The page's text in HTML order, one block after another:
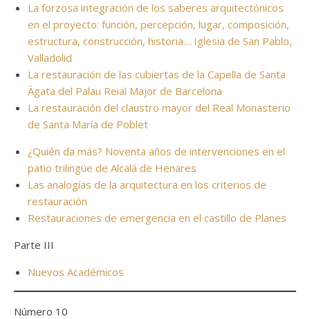
La forzosa integración de los saberes arquitectónicos
en el proyecto: función, percepción, lugar, composición,
estructura, construcción, historia… Iglesia de San Pablo,
Valladolid
La restauración de las cubiertas de la Capella de Santa
Àgata del Palau Reial Major de Barcelona
La restauración del claustro mayor del Real Monasterio
de Santa María de Poblet
¿Quién da más? Noventa años de intervenciones en el
patio trilingüe de Alcalá de Henares
Las analogías de la arquitectura en los criterios de
restauración
Restauraciones de emergencia en el castillo de Planes
Parte III
Nuevos Académicos
Número 10